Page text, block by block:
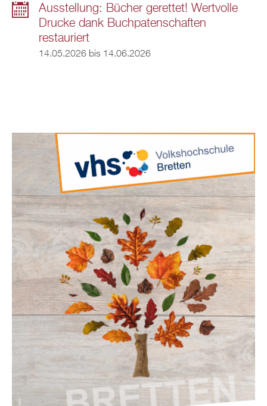
Ausstellung: Bücher gerettet! Wertvolle
Drucke dank Buchpatenschaften
restauriert
14.05.2026bis 14.06.2026